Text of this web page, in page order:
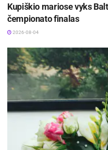
Kupiškio mariose vyks
čempionato finalas
2026-08-04